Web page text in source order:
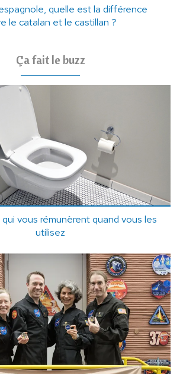
quelle est la différence
le catalan et le castillan ?
Ça fait le buzz
vous rémunèrent quand vous les
utilisez